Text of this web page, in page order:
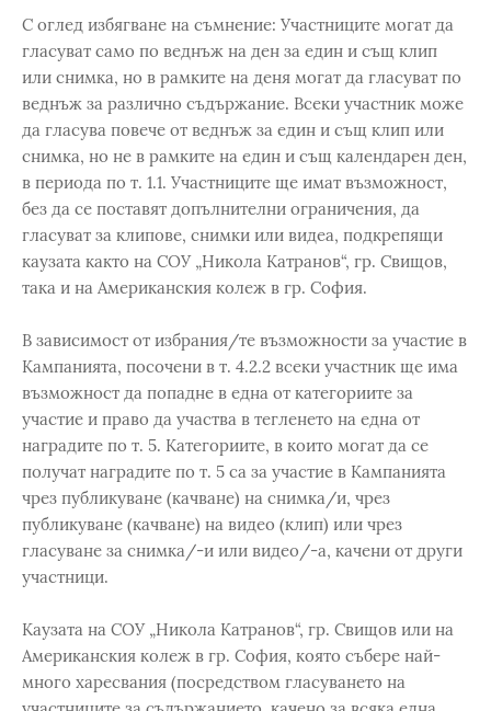
С оглед избягване на съмнение: Участниците могат да
гласуват само по веднъж на ден за един и същ клип
или снимка, но в рамките на деня могат да гласуват по
веднъж за различно съдържание. Всеки участник може
да гласува повече от веднъж за един и същ клип или
снимка, но не в рамките на един и същ календарен ден,
в периода по т. 1.1. Участниците ще имат възможност,
без да се поставят допълнителни ограничения, да
гласуват за клипове, снимки или видеа, подкрепящи
каузата както на СОУ „Никола Катранов“, гр. Свищов,
така и на Американския колеж в гр. София.
В зависимост от избрания/те възможности за участие в
Кампанията, посочени в т. 4.2.2 всеки участник ще има
възможност да попадне в една от категориите за
участие и право да участва в тегленето на една от
наградите по т. 5. Категориите, в които могат да се
получат наградите по т. 5 са за участие в Кампанията
чрез публикуване (качване) на снимка/и, чрез
публикуване (качване) на видео (клип) или чрез
гласуване за снимка/-и или видео/-а, качени от други
участници.
Каузата на СОУ „Никола Катранов“, гр. Свищов или на
Американския колеж в гр. София, която събере най-
много харесвания (посредством гласуването на